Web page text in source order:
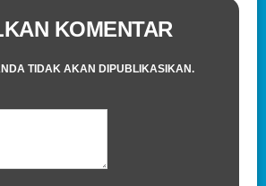
KOMENTAR
TIDAK AKAN DIPUBLIKASIKAN.